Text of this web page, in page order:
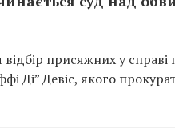
присяжних у
Ді” Девіс, якого